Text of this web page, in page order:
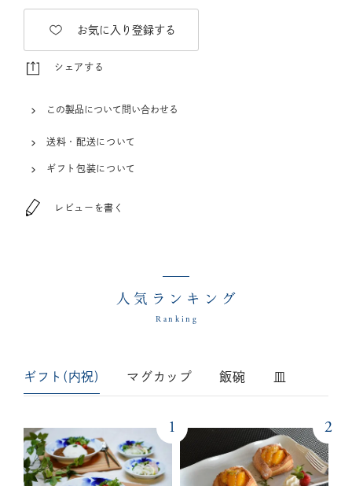
お気に入り登録する
シェアする
この製品について問い合わせる
送料・配送について
ギフト包装について
レビューを書く
人気ランキング
Ranking
ギフト(内祝) マグカップ 飯碗 皿
1 2